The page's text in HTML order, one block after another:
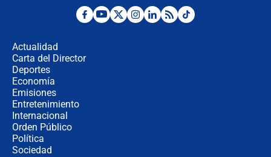
¿Por qué De la Espriella gobernará
Actualidad
Carta del Director
Deportes
Economía
Emisiones
Entretenimiento
Internacional
Orden Público
Política
Sociedad